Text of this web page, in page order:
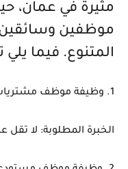
مثيرة في عمان،
موظفين وسائقين
المتنوع. فيما
1. وظيفة موظف مشتريات:
الخبرة المطلوبة: لا تقل عن 10